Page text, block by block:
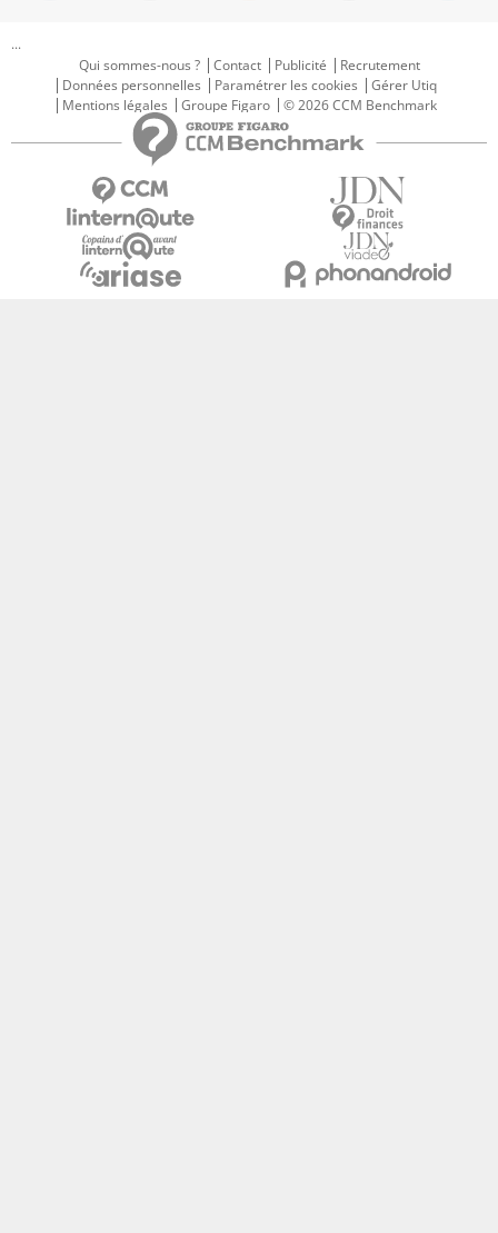
...
Qui sommes-nous ?
Contact Publicité
Recrutement
Données personnelles
Paramétrer les cookies
Gérer Utiq
Mentions légales
Groupe Figaro © 2026 CCM Benchmark